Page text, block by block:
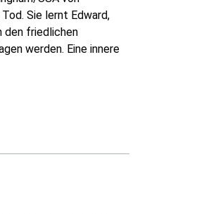
Sie lernt Edward,
den friedlichen
werden. Eine innere